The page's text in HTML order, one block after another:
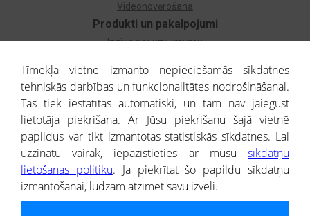
Produkti un pakalpojumi
Izziņa par uzņēmumu
Dzimtas koks
Uzņēmumu atlase
Monitorings
Kredītizziņa par ārvalstu uzņēmumiem
Videonovērošana
® CREDITREFORM Latvija
SIA
Tīmekļa vietne izmanto nepieciešamās sīkdatnes
tehniskās darbības un funkcionalitātes nodrošināšanai.
Tās tiek iestatītas automātiski, un tām nav jāiegūst
lietotāja piekrišana. Ar Jūsu piekrišanu šajā vietnē
papildus var tikt izmantotas statistiskās sīkdatnes. Lai
uzzinātu vairāk, iepazīstieties ar mūsu sīkdatņu
lietošanas politiku. Ja piekrītat šo papildu sīkdatņu
izmantošanai, lūdzam atzīmēt savu izvēli.